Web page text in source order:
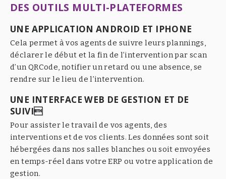
DES OUTILS MULTI-PLATEFORMES
UNE APPLICATION ANDROID ET IPHONE
Cela permet à vos agents de suivre leurs plannings,
déclarer le début et la fin de l’intervention par scan
d’un QRCode, notifier un retard ou une absence, se
rendre sur le lieu de l’intervention.
UNE INTERFACE WEB DE GESTION ET DE
SUIVI
Pour assister le travail de vos agents, des
interventions et de vos clients. Les données sont soit
hébergées dans nos salles blanches ou soit envoyées
en temps-réel dans votre ERP ou votre application de
gestion.